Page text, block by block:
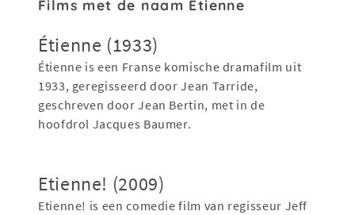
Films met de naam Etienne
Étienne (1933)
Étienne is een Franse komische dramafilm uit
1933, geregisseerd door Jean Tarride,
geschreven door Jean Bertin, met in de
hoofdrol Jacques Baumer.
Etienne! (2009)
Etienne! is een comedie film van regisseur Jeff